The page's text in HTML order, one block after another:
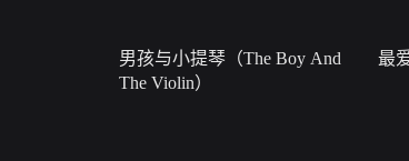
男孩与小提琴（The Boy And
The Violin）
最